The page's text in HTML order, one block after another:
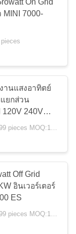
าน
ฮ
สง
MINI 7000-
านแสงอาทิตย์
ยกส่วน
120V 240V
Off Grid
อินเวอร์เตอร์
ES
$590.00/pieces 10-99 pieces MOQ:10 ชิ้น